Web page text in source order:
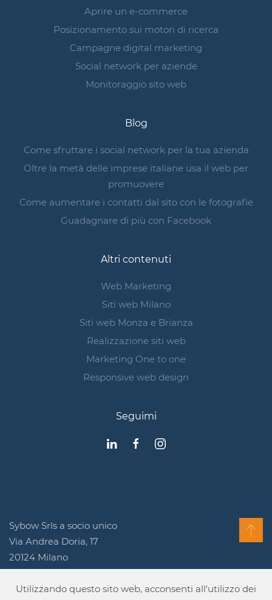
Utilizzando questo sito web, acconsenti all'utilizzo dei
Aprire un e-commerce
Posizionamento sui motori di ricerca
Campagne digital marketing
Social network per aziende
Monitoraggio sito web
Blog
Come sfruttare i social network per la tua azienda
Oltre la metà delle imprese italiane usa il web per
promuovere
Come aumentare i contatti dal sito con le fotografie
Guadagnare di più con Facebook
Altri contenuti
Web Marketing
Siti web Milano
Siti web Monza e Brianza
Realizzazione siti web
Marketing One to one
Responsive web design
Seguimi
Sybow Srls a socio unico
Via Andrea Doria, 17
20124 Milano